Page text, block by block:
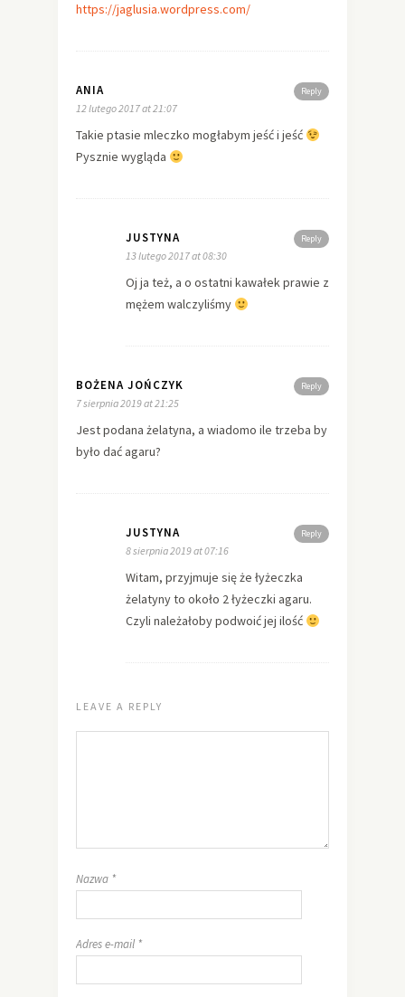
https://jaglusia.wordpress.com/
Reply
ANIA
12 lutego 2017 at 21:07
Takie ptasie mleczko mogłabym jeść i jeść
Pysznie wygląda
Reply
JUSTYNA
13 lutego 2017 at 08:30
Oj ja też, a o ostatni kawałek prawie z
mężem walczyliśmy
Reply
BOŻENA JOŃCZYK
7 sierpnia 2019 at 21:25
Jest podana żelatyna, a wiadomo ile trzeba by
było dać agaru?
Reply
JUSTYNA
8 sierpnia 2019 at 07:16
Witam, przyjmuje się że łyżeczka
żelatyny to około 2 łyżeczki agaru.
Czyli należałoby podwoić jej ilość
LEAVE A REPLY
Nazwa *
Adres e-mail *